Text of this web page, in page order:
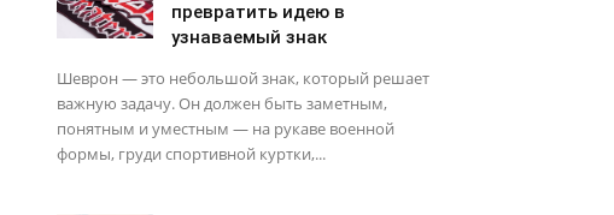
превратить идею в
узнаваемый знак
Шеврон — это небольшой знак, который решает
важную задачу. Он должен быть заметным,
понятным и уместным — на рукаве военной
формы, груди спортивной куртки,...